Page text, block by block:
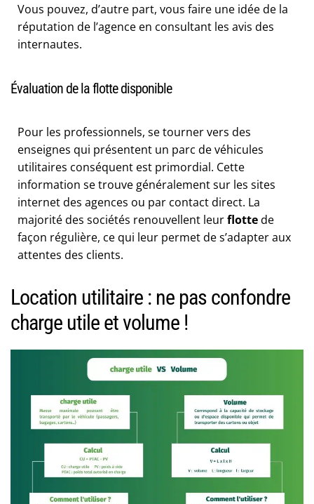
Vous pouvez, d’autre part, vous faire une idée de la
réputation de l’agence en consultant les avis des
internautes.
Évaluation de la flotte disponible
Pour les professionnels, se tourner vers des
enseignes qui présentent un parc de véhicules
utilitaires conséquent est primordial. Cette
information se trouve généralement sur les sites
internet des agences ou par contact direct. La
majorité des sociétés renouvellent leurflottede
façon régulière, ce qui leur permet de s’adapter aux
attentes des clients.
Location utilitaire : ne pas confondre
charge utile et volume !